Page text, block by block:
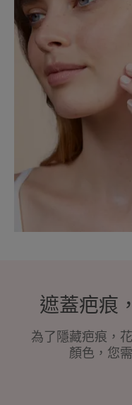
遮蓋疤痕
為了隱藏疤痕，
顏色，您